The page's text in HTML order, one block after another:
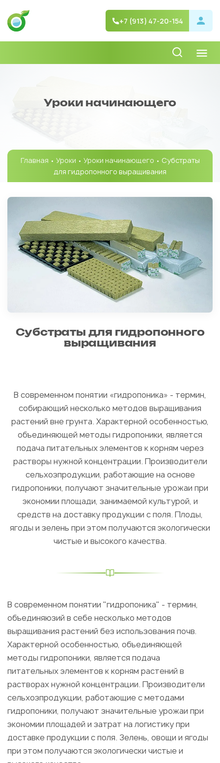
+7 (913) 47-20-154
Уроки начинающего
Главная • Уроки • Уроки начинающего • Субстраты
для гидропонного выращивания
Субстраты для гидропонного
выращивания
В современном понятии «гидропоника» - термин,
собирающий несколько методов выращивания
растений вне грунта. Характерной особенностью,
объединяющей методы гидропоники, является
подача питательных элементов к корням через
растворы нужной концентрации. Производители
сельхозпродукции, работающие на основе
гидропоники, получают значительные урожаи при
экономии площади, занимаемой культурой, и
средств на доставку продукции с поля. Плоды,
ягоды и зелень при этом получаются экологически
чистые и высокого качества.
В современном понятии "гидропоника" - термин,
объединяюзий в себе несколько методов
выращивания растений без использования почв.
Характерной особенностью, объединяющей
методы гидропоники, является подача
питательных элементов к корням растений в
растворах нужной концентрации. Производители
сельхозпродукции, работающие с методами
гидропоники, получают значительные урожаи при
экономии площадей и затрат на логистику при
доставке продукции с поля. Зелень, овощи и ягоды
при этом получаются экологически чистые и